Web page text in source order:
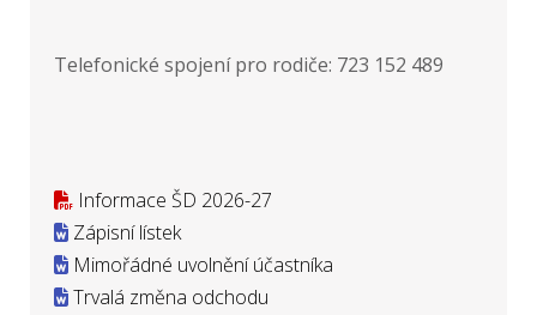
Telefonické spojení pro rodiče: 723 152 489
Informace ŠD 2026-27
Zápisní lístek
Mimořádné uvolnění účastníka
Trvalá změna odchodu